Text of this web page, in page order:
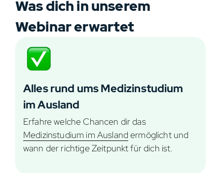
Was dich in unserem
Webinar erwartet
Alles rund ums Medizinstudium
im Ausland
Erfahre welche Chancen dir das
Medizinstudium im Ausland ermöglicht und
wann der richtige Zeitpunkt für dich ist.